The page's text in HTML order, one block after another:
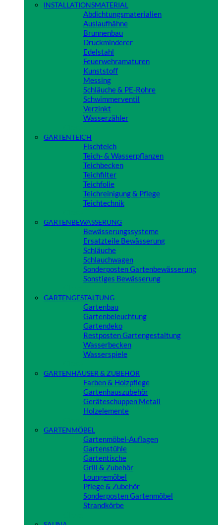
INSTALLATIONSMATERIAL
Abdichtungsmaterialien
Auslaufhähne
Brunnenbau
Druckminderer
Edelstahl
Feuerwehramaturen
Kunststoff
Messing
Schläuche & PE-Rohre
Schwimmerventil
Verzinkt
Wasserzähler
GARTENTEICH
Fischteich
Teich- & Wasserpflanzen
Teichbecken
Teichfilter
Teichfolie
Teichreinigung & Pflege
Teichtechnik
GARTENBEWÄSSERUNG
Bewässerungssysteme
Ersatzteile Bewässerung
Schläuche
Schlauchwagen
Sonderposten Gartenbewässerung
Sonstiges Bewässerung
GARTENGESTALTUNG
Gartenbau
Gartenbeleuchtung
Gartendeko
Restposten Gartengestaltung
Wasserbecken
Wasserspiele
GARTENHÄUSER & ZUBEHÖR
Farben & Holzpflege
Gartenhauszubehör
Geräteschuppen Metall
Holzelemente
GARTENMÖBEL
Gartenmöbel-Auflagen
Gartenstühle
Gartentische
Grill & Zubehör
Loungemöbel
Pflege & Zubehör
Sonderposten Gartenmöbel
Strandkörbe